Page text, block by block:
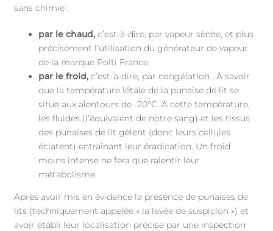
sans chimie :
par le chaud, c’est-à-dire, par vapeur sèche, et plus
précisément l’utilisation du générateur de vapeur
de la marque Polti France.
par le froid,c’est-à-dire, par congélation. À savoir
que la température létale de la punaise de lit se
situe aux alentours de -20°C. À cette température,
les fluides (l’équivalent de notre sang) et les tissus
des punaises de lit gèlent (donc leurs cellules
éclatent) entraînant leur éradication. Un froid
moins intense ne fera que ralentir leur
métabolisme.
Après avoir mis en évidence la présence de punaises de
lits (techniquement appelée « la levée de suspicion ») et
avoir établi leur localisation précise par une inspection